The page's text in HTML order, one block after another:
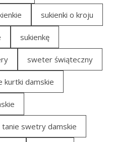
sukienki o kroju
sukienkę
sweter świąteczny
kurtki damskie
tanie swetry damskie